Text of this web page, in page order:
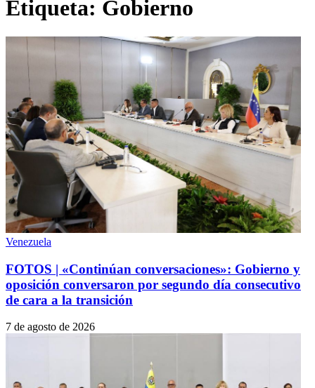
Etiqueta: Gobierno
Venezuela
FOTOS | «Continúan conversaciones»: Gobierno y
oposición conversaron por segundo día consecutivo
de cara a la transición
7 de agosto de 2026